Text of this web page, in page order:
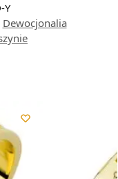
Y
Dewocjonalia